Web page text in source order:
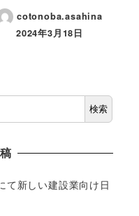
cotonoba.asahina
2024年3月18日
検索
て新しい建設業向け日